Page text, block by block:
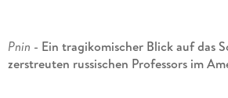
Pnin - Ein tragikomischer Blick auf das
zerstreuten russischen Professors im